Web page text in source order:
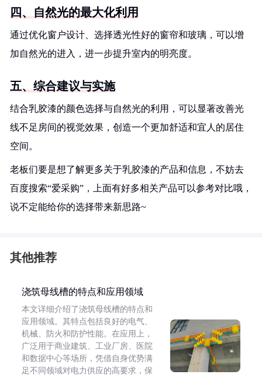
四、自然光的最大化利用
通过优化窗户设计、选择透光性好的窗帘和玻璃，可以增
加自然光的进入，进一步提升室内的明亮度。
五、综合建议与实施
结合乳胶漆的颜色选择与自然光的利用，可以显著改善光
线不足房间的视觉效果，创造一个更加舒适和宜人的居住
空间。
老板们要是想了解更多关于乳胶漆的产品和信息，不妨去
百度搜索“爱采购”，上面有好多相关产品可以参考对比哦，
说不定能给你的选择带来新思路~
其他推荐
浇筑母线槽的特点和应用领域
本文详细介绍了浇筑母线槽的特点和
应用领域。其特点包括良好的电气、
机械、防火和防护性能。在应用上，
广泛用于商业建筑、工业厂房、医院
和数据中心等场所，凭借自身优势满
足不同领域对电力供应的高要求，保